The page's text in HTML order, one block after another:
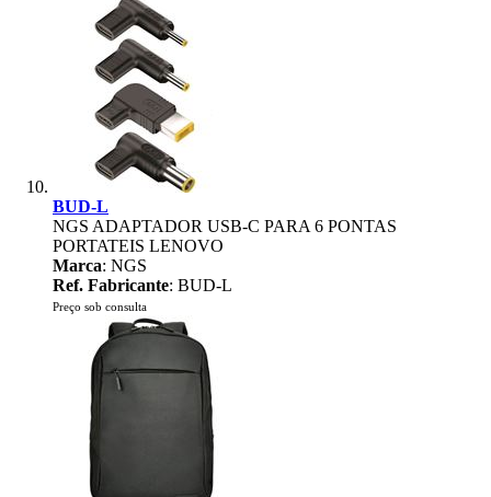
BUD-L
NGS ADAPTADOR USB-C PARA 6 PONTAS
PORTATEIS LENOVO
Marca: NGS
Ref. Fabricante: BUD-L
Preço sob consulta